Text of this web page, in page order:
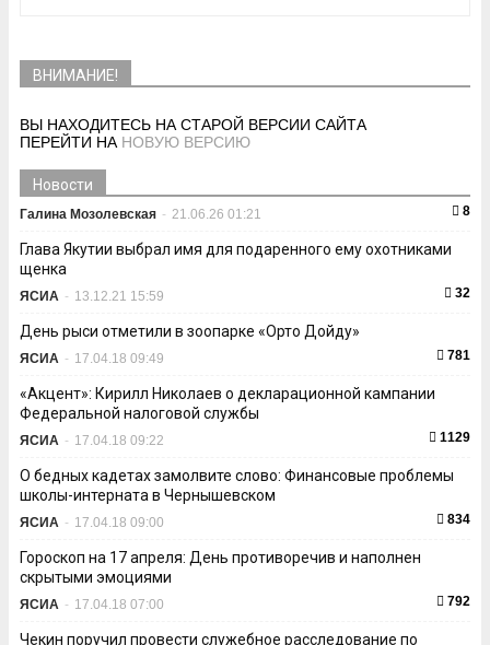
ВНИМАНИЕ!
ВЫ НАХОДИТЕСЬ НА СТАРОЙ ВЕРСИИ САЙТА
ПЕРЕЙТИ НА НОВУЮ ВЕРСИЮ
Новости
Галина Мозолевская - 21.06.26 01:21 8
Глава Якутии выбрал имя для подаренного ему охотниками
щенка
ЯСИА - 13.12.21 15:59 32
День рыси отметили в зоопарке «Орто Дойду»
ЯСИА - 17.04.18 09:49 781
«Акцент»: Кирилл Николаев о декларационной кампании
Федеральной налоговой службы
ЯСИА - 17.04.18 09:22 1129
О бедных кадетах замолвите слово: Финансовые проблемы
школы-интерната в Чернышевском
ЯСИА - 17.04.18 09:00 834
Гороскоп на 17 апреля: День противоречив и наполнен
скрытыми эмоциями
ЯСИА - 17.04.18 07:00 792
Чекин поручил провести служебное расследование по